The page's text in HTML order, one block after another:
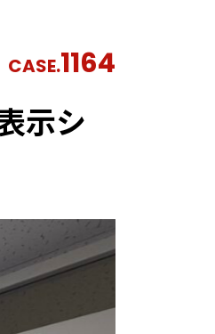
CASE.1164
示シ